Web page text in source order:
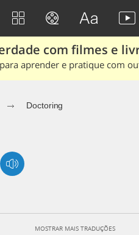
com filmes e
aprender e pratique com
Doctoring
MOSTRAR MAIS TRADUÇÕES